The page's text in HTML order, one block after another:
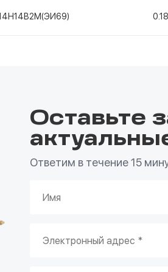
Оставьте
Ответим в течение 15